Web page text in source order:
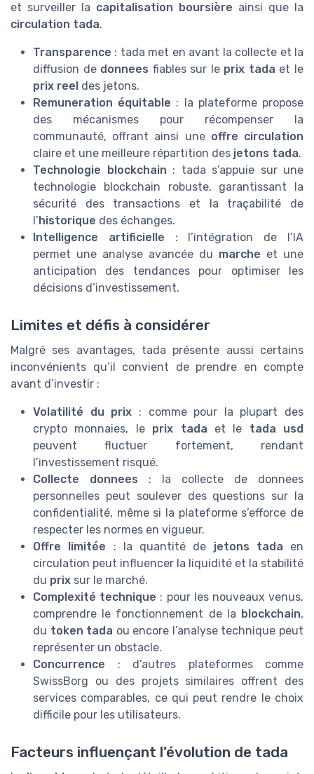
et surveiller la capitalisation boursière ainsi que la
circulation tada.
Transparence : tada met en avant la collecte et la
diffusion de donnees fiables sur le prix tada et le
prix reel des jetons.
Remuneration équitable : la plateforme propose
des mécanismes pour récompenser la
communauté, offrant ainsi une offre circulation
claire et une meilleure répartition des jetons tada.
Technologie blockchain : tada s’appuie sur une
technologie blockchain robuste, garantissant la
sécurité des transactions et la traçabilité de
l’ historique des échanges.
Intelligence artificielle : l’intégration de l’IA
permet une analyse avancée du marche et une
anticipation des tendances pour optimiser les
décisions d’investissement.
Limites et défis à considérer
Malgré ses avantages, tada présente aussi certains
inconvénients qu’il convient de prendre en compte
avant d’investir :
Volatilité du prix : comme pour la plupart des
crypto monnaies, le prix tada et le tada usd
peuvent fluctuer fortement, rendant
l’investissement risqué.
Collecte donnees : la collecte de donnees
personnelles peut soulever des questions sur la
confidentialité, même si la plateforme s’efforce de
respecter les normes en vigueur.
Offre limitée : la quantité de jetons tada en
circulation peut influencer la liquidité et la stabilité
du prix sur le marché.
Complexité technique : pour les nouveaux venus,
comprendre le fonctionnement de la blockchain,
du token tada ou encore l’analyse technique peut
représenter un obstacle.
Concurrence : d’autres plateformes comme
SwissBorg ou des projets similaires offrent des
services comparables, ce qui peut rendre le choix
difficile pour les utilisateurs.
Facteurs influençant l’évolution de tada